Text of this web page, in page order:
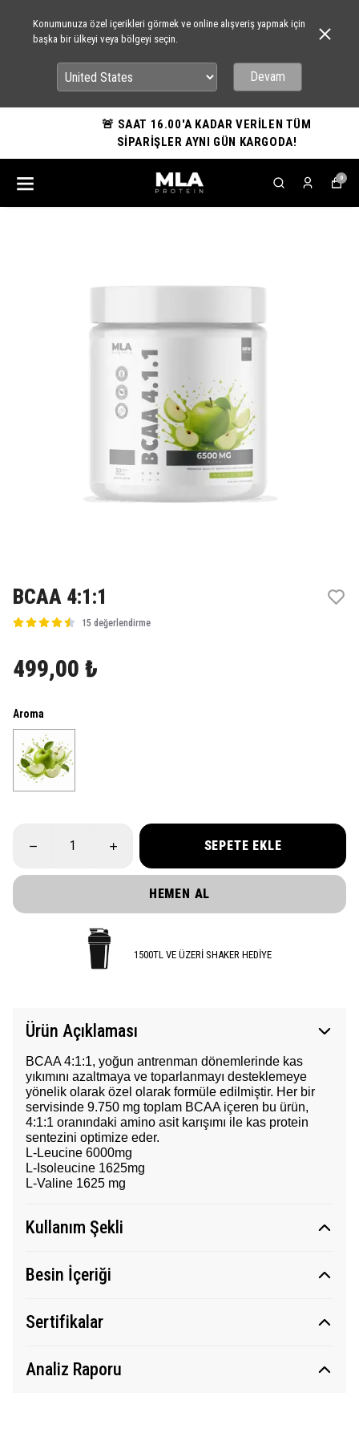
Konumunuza özel içerikleri görmek ve online alışveriş yapmak için
başka bir ülkeyi veya bölgeyi seçin.
Devam
🚨 SAAT 16.00'A KADAR VERİLEN TÜM
SİPARİŞLER AYNI GÜN KARGODA!
0
BCAA 4:1:1
15 değerlendirme
499,00 ₺
Aroma
SEPETE EKLE
HEMEN AL
1500TL VE ÜZERİ SHAKER HEDİYE
Ürün Açıklaması
BCAA 4:1:1, yoğun antrenman dönemlerinde kas
yıkımını azaltmaya ve toparlanmayı desteklemeye
yönelik olarak özel olarak formüle edilmiştir. Her bir
servisinde 9.750 mg toplam BCAA içeren bu ürün,
4:1:1 oranındaki amino asit karışımı ile kas protein
sentezini optimize eder.
L-Leucine 6000mg
L-Isoleucine 1625mg
L-Valine 1625 mg
Kullanım Şekli
Besin İçeriği
Sertifikalar
Analiz Raporu